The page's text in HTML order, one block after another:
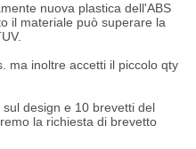
nuova plastica dell'ABS
il materiale può superare la
ma inoltre accetti il piccolo qty
design e 10 brevetti del
la richiesta di brevetto